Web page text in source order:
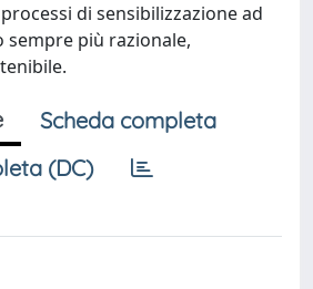
di sensibilizzazione ad
più razionale,
Scheda completa
(DC)